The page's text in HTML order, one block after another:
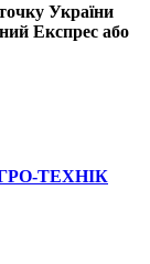
України
Експрес або
ТЕХНІК